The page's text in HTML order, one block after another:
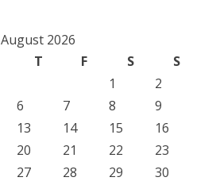
August 2026
T F S
S
1
2
6 7 8
9
13 14 15
16
20 21 22
23
27 28 29
30